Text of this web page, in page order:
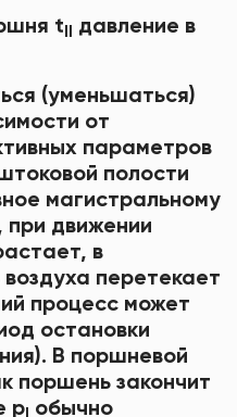
tІІ давление в
(уменьшаться)
от
параметров
полости
магистральномy
при движении
в
перетекает
процесс может
остановки
В поршневой
поршень закончит
р обычно